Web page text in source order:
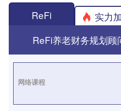
ReFi
实力
ReFi养老财务规划顾
网络课程